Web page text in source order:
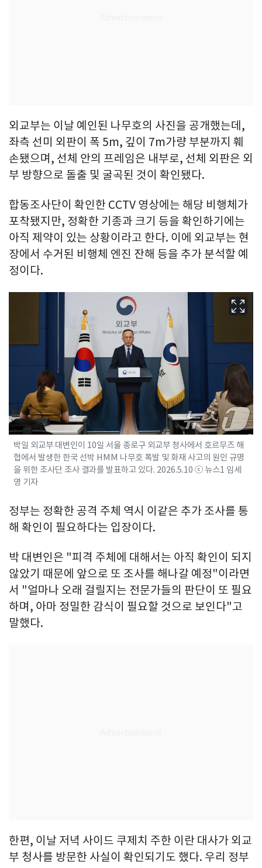
외교부는 이날 예인된 나무호의 사진을 공개했는데,
좌측 선미 외판이 폭 5m, 깊이 7m가량 부분까지 훼
손됐으며, 선체 안의 프레임은 내부로, 선체 외판은 외
부 방향으로 돌출 및 굴곡된 것이 확인됐다.
합동조사단이 확인한 CCTV 영상에는 해당 비행체가
포착됐지만, 정확한 기종과 크기 등을 확인하기에는
아직 제약이 있는 상황이라고 한다. 이에 외교부는 현
장에서 수거된 비행체 엔진 잔해 등을 추가 분석할 예
정이다.
박일 외교부 대변인이 10일 서울 종로구 외교부 청사에서 호르무즈 해
협에서 발생한 한국 선박 HMM 나무호 폭발 및 화재 사고의 원인 규명
을 위한 조사단 조사 결과를 발표하고 있다. 2026.5.10 ⓒ 뉴스1 임세
영 기자
정부는 정확한 공격 주체 역시 이같은 추가 조사를 통
해 확인이 필요하다는 입장이다.
박 대변인은 "피격 주체에 대해서는 아직 확인이 되지
않았기 때문에 앞으로 또 조사를 해나갈 예정"이라면
서 "얼마나 오래 걸릴지는 전문가들의 판단이 또 필요
하며, 아마 정밀한 감식이 필요할 것으로 보인다"고
말했다.
한편, 이날 저녁 사이드 쿠제치 주한 이란 대사가 외교
부 청사를 방문한 사실이 확인되기도 했다. 우리 정부